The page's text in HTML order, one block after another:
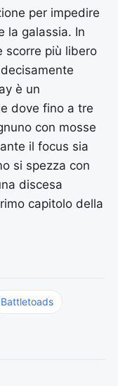
per impedire
la galassia. In
scorre più libero
è un
dove fino a tre
con mosse
il focus sia
si spezza con
discesa
capitolo della
Battletoads